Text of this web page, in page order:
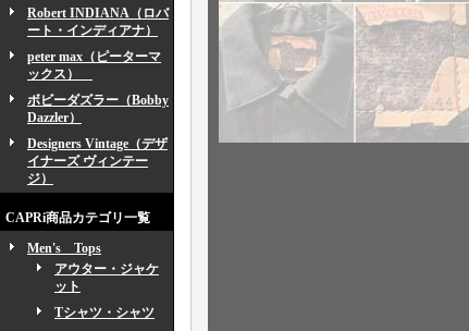
Robert INDIANA（ロバ
ート・インディアナ）
peter max（ピーターマ
ックス）
ボビーダズラー（Bobby
Dazzler）
Designers Vintage（デザ
イナーズ ヴィンテー
ジ）
CAPRi商品カテゴリ一覧
Men's Tops
アウター・ジャケ
ット
Tシャツ・シャツ